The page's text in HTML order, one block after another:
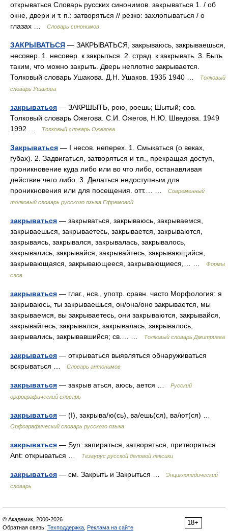
открываться Словарь русских синонимов. закрываться 1. / об
окне, двери и т. п.: затворяться // резко: захлопываться / о
глазах …
Словарь синонимов
ЗАКРЫВАТЬСЯ — ЗАКРЫВАТЬСЯ, закрываюсь, закрываешься,
несовер. 1. несовер. к закрыться. 2. страд. к закрывать. 3. Быть
таким, что можно закрыть. Дверь неплотно закрывается.
Толковый словарь Ушакова. Д.Н. Ушаков. 1935 1940 …
Толковый
словарь Ушакова
закрываться — ЗАКРШЫТЬ, рою, роешь; Шытый; сов.
Толковый словарь Ожегова. С.И. Ожегов, Н.Ю. Шведова. 1949
1992 …
Толковый словарь Ожегова
Закрываться — I несов. неперех. 1. Смыкаться (о веках,
губах). 2. Задвигаться, затворяться и т.п., прекращая доступ,
проникновение куда либо или во что либо, останавливая
действие чего либо. 3. Делаться недоступным для
проникновения или для посещения. отт.… …
Современный
толковый словарь русского языка Ефремовой
закрываться — закрываться, закрываюсь, закрываемся,
закрываешься, закрываетесь, закрывается, закрываются,
закрываясь, закрывался, закрывалась, закрывалось,
закрывались, закрывайся, закрывайтесь, закрывающийся,
закрывающаяся, закрывающееся, закрывающиеся,… …
Формы
слов
закрываться — глаг., нсв., употр. сравн. часто Морфология: я
закрываюсь, ты закрываешься, он/она/оно закрывается, мы
закрываемся, вы закрываетесь, они закрываются, закрывайся,
закрывайтесь, закрывался, закрывалась, закрывалось,
закрывались, закрывавшийся; св.… …
Толковый словарь Дмитриева
закрываться — открываться выявляться обнаруживаться
вскрываться …
Словарь антонимов
закрываться — закрыв аться, аюсь, ается …
Русский
орфографический словарь
закрываться — (I), закрыва/ю(сь), ва/ешь(ся), ва/ют(ся) …
Орфографический словарь русского языка
закрываться — Syn: запираться, затворяться, притворяться
Ant: открываться …
Тезаурус русской деловой лексики
закрываться — см. Закрыть и Закрыться …
Энциклопедический
словарь
18+
© Академик, 2000-2026
Обратная связь: Техподдержка Реклама на сайте